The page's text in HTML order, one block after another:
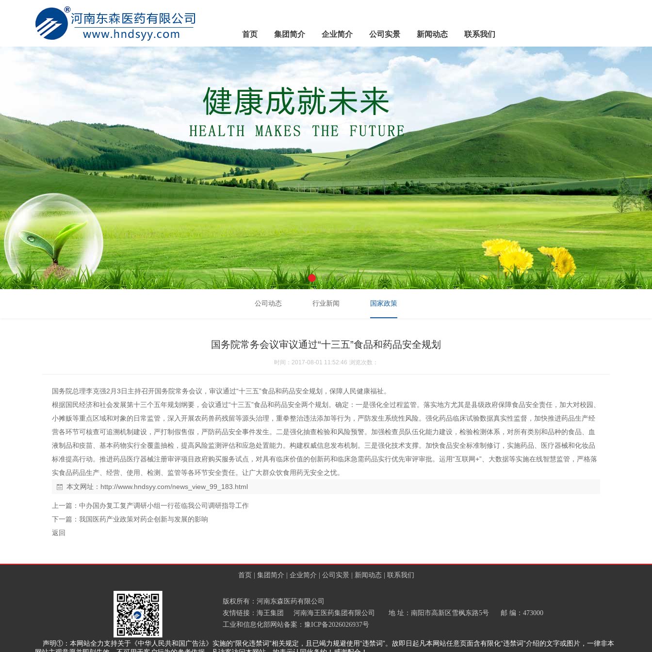
首页 集团简介 企业简介 公司实景 新闻动态 联系我们
公司动态 行业新闻 国家政策
国务院常务会议审议通过“十三五”食品和药品安全规划
时间：2017-08-01 11:52:46 浏览次数：
国务院总理李克强2月3日主持召开国务院常务会议，审议通过“十三五”食品和药品安全规划，保障人民健康福祉。
根据国民经济和社会发展第十三个五年规划纲要，会议通过“十三五”食品和药品安全两个规划。确定：一是强化全过程监管。落实地方尤其是县级政府保障食品安全责任，加大对校园、
小摊贩等重点区域和对象的日常监管，深入开展农药兽药残留等源头治理，重拳整治违法添加等行为，严防发生系统性风险。强化药品临床试验数据真实性监督，加快推进药品生产经
营各环节可核查可追溯机制建设，严打制假售假，严防药品安全事件发生。二是强化抽查检验和风险预警。加强检查员队伍化能力建设，检验检测体系，对所有类别和品种的食品、血
液制品和疫苗、基本药物实行全覆盖抽检，提高风险监测评估和应急处置能力。构建权威信息发布机制。三是强化技术支撑。加快食品安全标准制修订，实施药品、医疗器械和化妆品
标准提高行动。推进药品医疗器械注册审评项目政府购买服务试点，对具有临床价值的创新药和临床急需药品实行优先审评审批。运用“互联网+”、大数据等实施在线智慧监管，严格落
实食品药品生产、经营、使用、检测、监管等各环节安全责任。让广大群众饮食用药无安全之忧。
本文网址： http://www.hndsyy.com/news_view_99_183.html
上一篇： 中办国办复工复产调研小组一行莅临我公司调研指导工作
下一篇： 我国医药产业政策对药企创新与发展的影响
返回
首页 集团简介 企业简介 公司实景| 新闻动态| 联系我们
版权所有：河南东森医药有限公司
友情链接： 海王集团 河南海王医药集团有限公司
地 址：南阳市高新区雪枫东路5号 邮 编：473000
工业和信息化部网站备案： 豫ICP备2026026937号
声明①：本网站全力支持关于《中华人民共和国广告法》实施的“限化违禁词”相关规定，且已竭力规避使用“违禁词”。故即日起凡本网站任意页面含有限化“违禁词”介绍的文字或图片，一律非本